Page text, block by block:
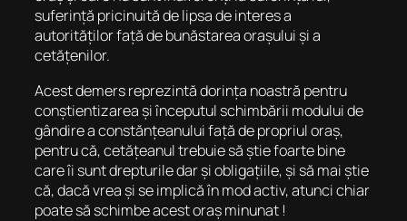
suferință pricinuită de lipsa de interes a
autorităților față de bunăstarea orașului și a
cetățenilor.
Acest demers reprezintă dorința noastră pentru
conștientizarea și începutul schimbării modului de
gândire a constănțeanului față de propriul oraș,
pentru că, cetățeanul trebuie să știe foarte bine
care îi sunt drepturile dar și obligațiile, și să mai știe
că, dacă vrea și se implică în mod activ, atunci chiar
poate să schimbe acest oraș minunat !